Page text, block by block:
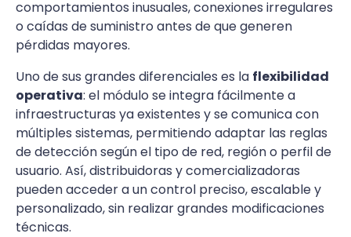
comportamientos inusuales, conexiones irregulares
o caídas de suministro antes de que generen
pérdidas mayores.
Uno de sus grandes diferenciales es la flexibilidad
operativa: el módulo se integra fácilmente a
infraestructuras ya existentes y se comunica con
múltiples sistemas, permitiendo adaptar las reglas
de detección según el tipo de red, región o perfil de
usuario. Así, distribuidoras y comercializadoras
pueden acceder a un control preciso, escalable y
personalizado, sin realizar grandes modificaciones
técnicas.